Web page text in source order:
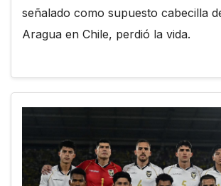
señalado como supuesto cabecilla
Aragua en Chile, perdió la vida.